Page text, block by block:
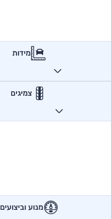
מידות
צמיגים
מנוע וביצועים